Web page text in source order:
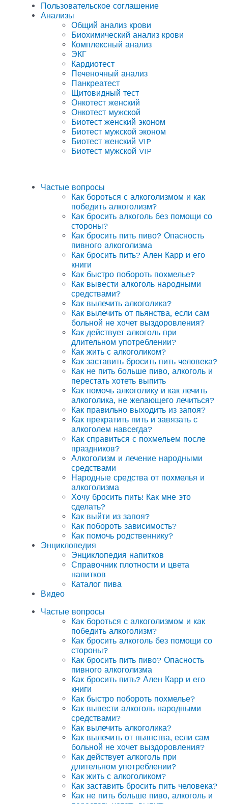
Пользовательское соглашение
Анализы
Общий анализ крови
Биохимический анализ крови
Комплексный анализ
ЭКГ
Кардиотест
Печеночный анализ
Панкреатест
Щитовидный тест
Онкотест женский
Онкотест мужской
Биотест женский эконом
Биотест мужской эконом
Биотест женский VIP
Биотест мужской VIP
Частые вопросы
Как бороться с алкоголизмом и как
победить алкоголизм?
Как бросить алкоголь без помощи со
стороны?
Как бросить пить пиво? Опасность
пивного алкоголизма
Как бросить пить? Ален Карр и его
книги
Как быстро побороть похмелье?
Как вывести алкоголь народными
средствами?
Как вылечить алкоголика?
Как вылечить от пьянства, если сам
больной не хочет выздоровления?
Как действует алкоголь при
длительном употреблении?
Как жить с алкоголиком?
Как заставить бросить пить человека?
Как не пить больше пиво, алкоголь и
перестать хотеть выпить
Как помочь алкоголику и как лечить
алкоголика, не желающего лечиться?
Как правильно выходить из запоя?
Как прекратить пить и завязать с
алкоголем навсегда?
Как справиться с похмельем после
праздников?
Алкоголизм и лечение народными
средствами
Народные средства от похмелья и
алкоголизма
Хочу бросить пить! Как мне это
сделать?
Как выйти из запоя?
Как побороть зависимость?
Как помочь родственнику?
Энциклопедия
Энциклопедия напитков
Справочник плотности и цвета
напитков
Каталог пива
Видео
Частые вопросы
Как бороться с алкоголизмом и как
победить алкоголизм?
Как бросить алкоголь без помощи со
стороны?
Как бросить пить пиво? Опасность
пивного алкоголизма
Как бросить пить? Ален Карр и его
книги
Как быстро побороть похмелье?
Как вывести алкоголь народными
средствами?
Как вылечить алкоголика?
Как вылечить от пьянства, если сам
больной не хочет выздоровления?
Как действует алкоголь при
длительном употреблении?
Как жить с алкоголиком?
Как заставить бросить пить человека?
Как не пить больше пиво, алкоголь и